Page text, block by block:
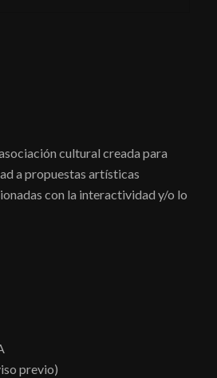
cultural creada para
a propuestas artísticas
con la interactividad y/o lo
previo)